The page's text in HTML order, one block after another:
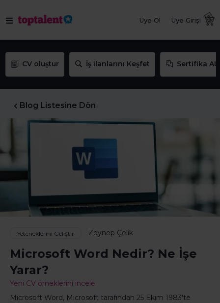
Üye Ol Üye Girişi
CV oluştur İş ilanlarını Keşfet Sertifika AL
Blog Listesine Dön
Yeteneklerini Geliştir Zeynep Çelik
Microsoft Word Nedir? Ne İşe
Yarar?
Yeni CV örneklerini incele
Microsoft Word, Microsoft tarafından 25 Ekim 1983'te